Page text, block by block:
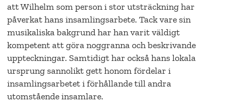
att Wilhelm som person i stor utsträckning har
påverkat hans insamlingsarbete. Tack vare sin
musikaliska bakgrund har han varit väldigt
kompetent att göra noggranna och beskrivande
uppteckningar. Samtidigt har också hans lokala
ursprung sannolikt gett honom fördelar i
insamlingsarbetet i förhållande till andra
utomstående insamlare.